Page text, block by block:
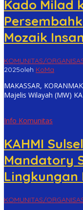
Kado Milad
Mozaik
KOMUNITAS/
2025oleh KoMa
MAKASSAR,
Majelis Wilayah (MW)
Info Komunitas
KAHMI
Mandatory
Lingkungan
KOMUNITAS/